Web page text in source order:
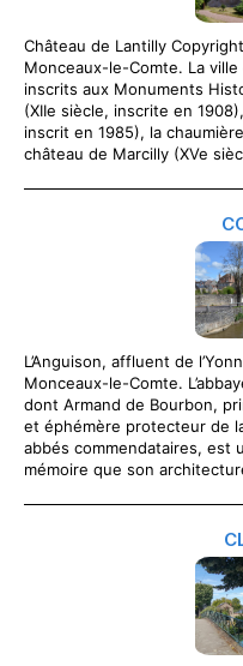
Château de Lantilly
Monceaux-le-Comte. La
inscrits aux Monuments
(XIIe siècle, inscrite en
inscrit en 1985), la
château de Marcilly (XVe
L’Anguison, affluent de
Monceaux-le-Comte.
dont Armand de Bourbon,
et éphémère protecteur de
abbés commendataires, est
mémoire que son